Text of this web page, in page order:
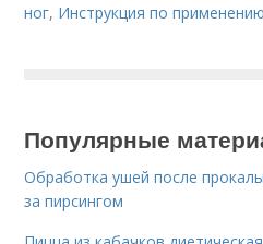
ног, Инструкция по применению
Популярные
Обработка ушей после
за пирсингом